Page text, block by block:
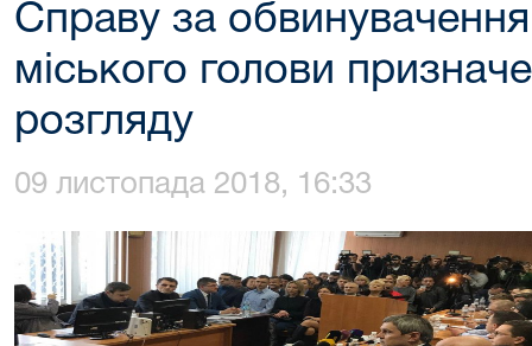
Справу за
міського голови
розгляду
09 листопада 2018, 16:33